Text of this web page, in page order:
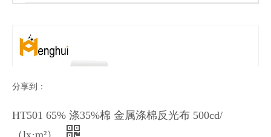
分享到：
HT501 65% 涤35%棉 金属涤棉反光布 500cd/
（lx·m²）